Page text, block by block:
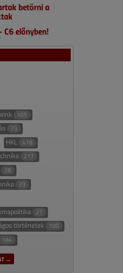
betörni a
előnyben!
105
73
HKL 478
217
28
23
27
történetek 100
184
→